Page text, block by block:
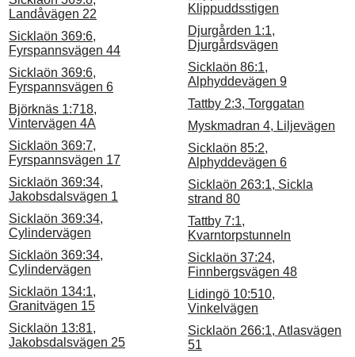
Landåvägen 22
Sicklaön 369:6,
Fyrspannsvägen 44
Sicklaön 369:6,
Fyrspannsvägen 6
Björknäs 1:718,
Vintervägen 4A
Sicklaön 369:7,
Fyrspannsvägen 17
Sicklaön 369:34,
Jakobsdalsvägen 1
Sicklaön 369:34,
Cylindervägen
Sicklaön 369:34,
Cylindervägen
Sicklaön 134:1,
Granitvägen 15
Sicklaön 13:81,
Jakobsdalsvägen 25
Klippuddsstigen
Djurgården 1:1,
Djurgårdsvägen
Sicklaön 86:1,
Alphyddevägen 9
Tattby 2:3, Torggatan
Myskmadran 4, Liljevägen
Sicklaön 85:2,
Alphyddevägen 6
Sicklaön 263:1, Sickla
strand 80
Tattby 7:1,
Kvarntorpstunneln
Sicklaön 37:24,
Finnbergsvägen 48
Lidingö 10:510,
Vinkelvägen
Sicklaön 266:1, Atlasvägen
51